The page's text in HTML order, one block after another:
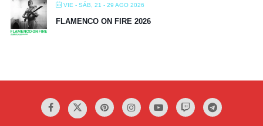
VIE - SÁB, 21 - 29 AGO 2026
FLAMENCO ON FIRE 2026